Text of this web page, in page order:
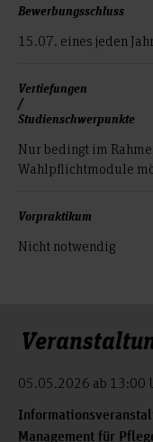
Bewerbungsschluss
15.07. eines jeden
Vertiefungen
/
Studienschwerpunkte
Nur bedingt im
Wahlpflichtmodule
Vorpraktikum
Nicht notwendig
05.05.2026 ab 13:00
Management für